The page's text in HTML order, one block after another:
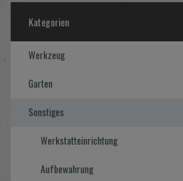
Kategorien
Werkzeug
Garten
Sonstiges
Werkstatteinrichtung
Aufbewahrung